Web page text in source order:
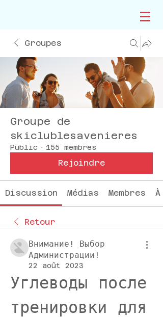
Groupes
Groupe de
skiclublesavenieres
Public · 155 membres
Rejoindre
Discussion Médias Membres
Retour
Внимание! Выбор
Администрации!
22 août 2023
Углеводы после
тренировки для